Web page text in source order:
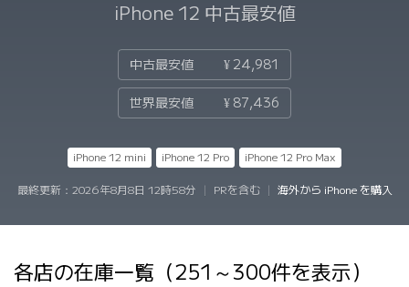
iPhone 12 中古最安値
中古最安値 ¥ 24,981
世界最安値 ¥ 87,436
iPhone 12 mini iPhone 12 Pro iPhone 12 Pro Max
最終更新： 2026年8月8日 12時58分 PRを含む 海外から iPhone を購入
各店の在庫一覧（251～300件を表示）